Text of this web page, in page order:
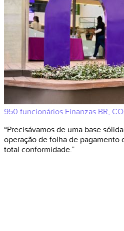
950 funcionários Finanzas BR,
“Precisávamos de uma base
operação de folha de pagamento
total conformidade.”